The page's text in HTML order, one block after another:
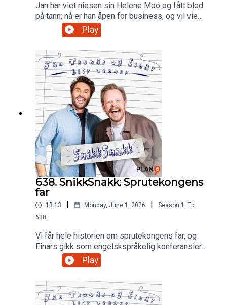
Jan har viet niesen sin Helene Moo og fått blod
på tann; nå er han åpen for business, og vil vie
flere par der ute. Han er mindre fornøyd med
Harlem, og hageverktøyene de kjøpte sammen
med huset. Einar har vært på hytta, med en
blanding av avslapping og gjøremål. Begge to
reflekterer om de hadde klart å jobbe med døde
mennesker.NB: Det blir også JULEPODSHOW på
Chat Noir 8. desember! Produsert av Martin
Oftedal, PLAN-B
Play
638. SnikkSnakk: Sprutekongens
far
13:13 Monday, June 1, 2026 Season 1 , Ep.
638
Vi får hele historien om sprutekongens far, og
Einars gikk som engelskspråkelig konferansier
hos en stor bedrift.Produsert av Martin Oftedal,
PLAN-B
Play